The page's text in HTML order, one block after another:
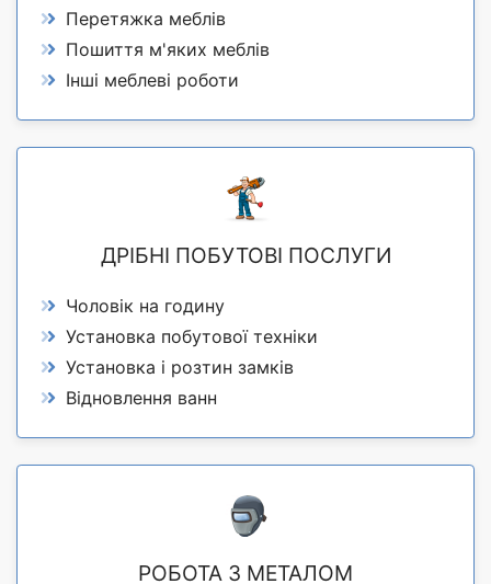
Перетяжка меблів
Пошиття м'яких меблів
Інші меблеві роботи
ДРІБНІ ПОБУТОВІ ПОСЛУГИ
Чоловік на годину
Установка побутової техніки
Установка і розтин замків
Відновлення ванн
РОБОТА З МЕТАЛОМ